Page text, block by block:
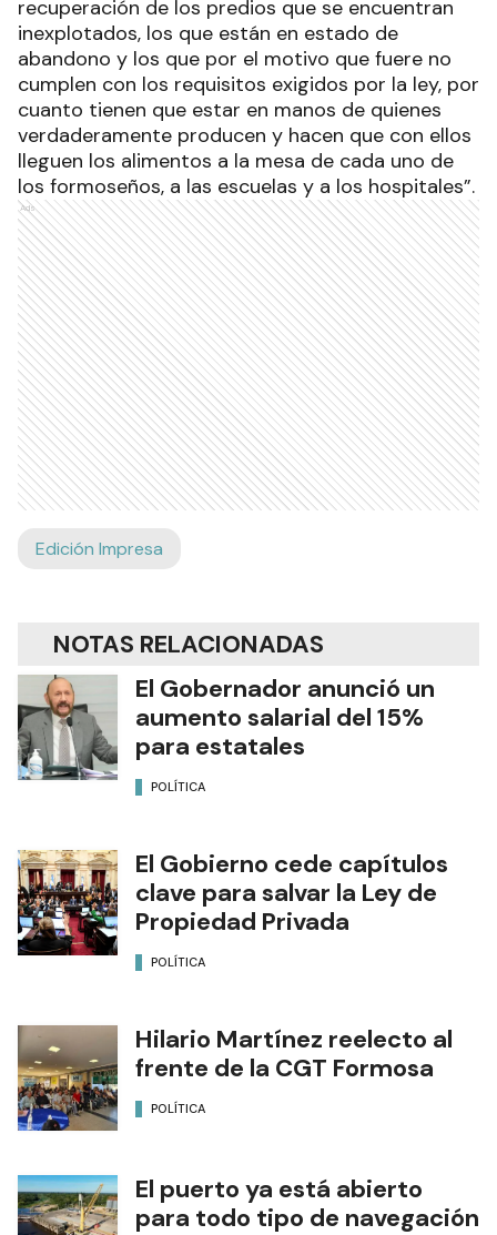
recuperación de los predios que se encuentran
inexplotados, los que están en estado de
abandono y los que por el motivo que fuere no
cumplen con los requisitos exigidos por la ley, por
cuanto tienen que estar en manos de quienes
verdaderamente producen y hacen que con ellos
lleguen los alimentos a la mesa de cada uno de
los formoseños, a las escuelas y a los hospitales”.
Ads
Edición Impresa
NOTAS RELACIONADAS
El Gobernador anunció un
aumento salarial del 15%
para estatales
POLÍTICA
El Gobierno cede capítulos
clave para salvar la Ley de
Propiedad Privada
POLÍTICA
Hilario Martínez reelecto al
frente de la CGT Formosa
POLÍTICA
El puerto ya está abierto
para todo tipo de navegación